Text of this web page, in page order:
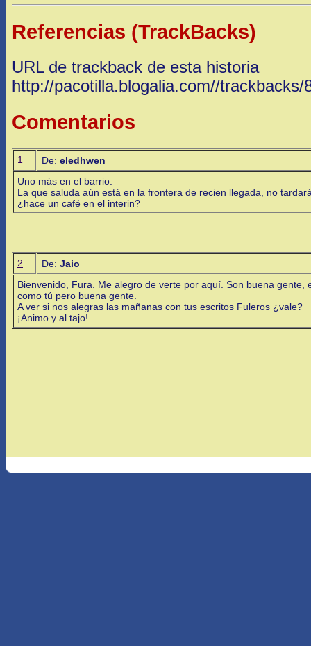
Referencias (TrackBacks)
URL de trackback de esta historia
http://pacotilla.blogalia.com//trackbacks/
Comentarios
1 De: eledhwen
Uno más en el barrio.
La que saluda aún está en la frontera de recien llegada, no
¿hace un café en el interin?
2 De: Jaio
Bienvenido, Fura. Me alegro de verte por aquí. Son buena gente,
como tú pero buena gente.
A ver si nos alegras las mañanas con tus escritos Fuleros ¿vale?
¡Animo y al tajo!